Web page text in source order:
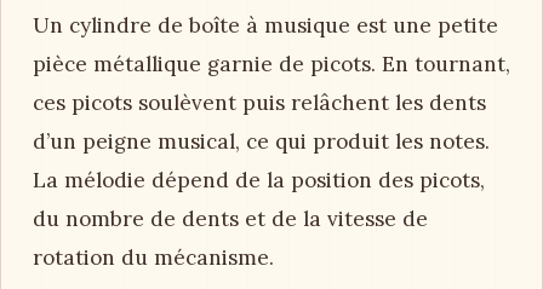
Un cylindre de boîte à musique est une petite
pièce métallique garnie de picots. En tournant,
ces picots soulèvent puis relâchent les dents
d’un peigne musical, ce qui produit les notes.
La mélodie dépend de la position des picots,
du nombre de dents et de la vitesse de
rotation du mécanisme.